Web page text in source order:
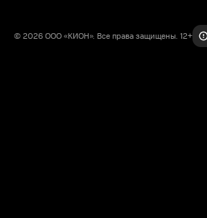
© 2026 ООО «КИОН». Все права защищены. 12+